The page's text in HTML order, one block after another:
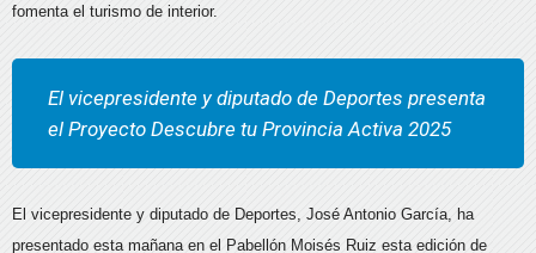
fomenta el turismo de interior.
El vicepresidente y diputado de Deportes presenta
el Proyecto Descubre tu Provincia Activa 2025
El vicepresidente y diputado de Deportes, José Antonio García, ha
presentado esta mañana en el Pabellón Moisés Ruiz esta edición de